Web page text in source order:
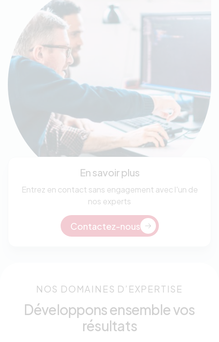
En savoir plus
Entrez en contact sans engagement avec l'un de
nos experts
Contactez-nous
NOS DOMAINES D’EXPERTISE
Développons ensemble vos
résultats